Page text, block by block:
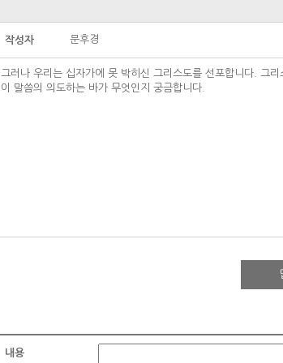
작성자 문후경
그러나 우리는 십자가에 못 박히신 그리스도를 선포합니다. 그
이 말씀의 의도하는 바가 무엇인지 궁금합니다.
내용